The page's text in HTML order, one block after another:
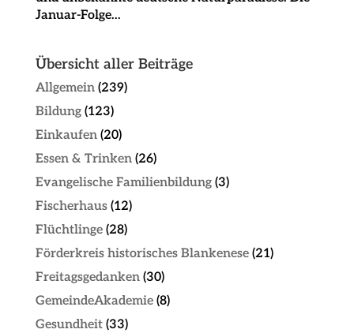
Januar-Folge...
Übersicht aller Beiträge
Allgemein(239)
Bildung(123)
Einkaufen(20)
Essen & Trinken(26)
Evangelische Familienbildung(3)
Fischerhaus(12)
Flüchtlinge(28)
Förderkreis historisches Blankenese(21)
Freitagsgedanken(30)
GemeindeAkademie(8)
Gesundheit(33)